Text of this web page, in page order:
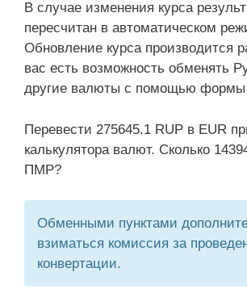
В случае изменения курса
пересчитан в автоматическом
Обновление курса производится
вас есть возможность обменять
другие валюты с помощью формы
Перевести 275645.1 RUP в EUR
калькулятора валют. Сколько
ПМР?
Обменными пунктами
взиматься комиссия за
конвертации.